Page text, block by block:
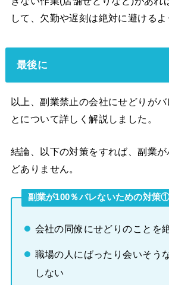
して、欠勤や遅刻は絶対に避けるよ
最後に
以上、副業禁止の会社にせどりが
とについて詳しく解説しました。
結論、以下の対策をすれば、副業
どありません。
副業が100％バレないための対策
会社の同僚にせどりのことを
職場の人にばったり会いそう
しない